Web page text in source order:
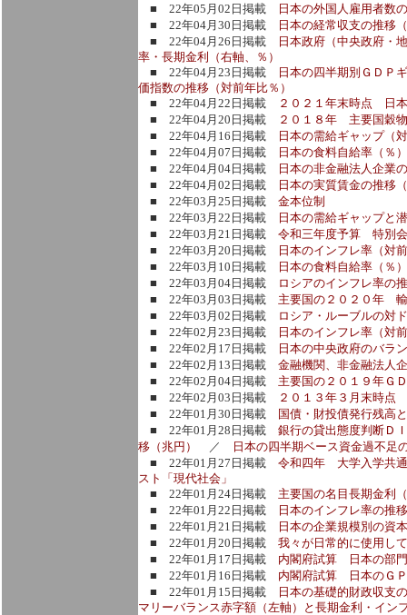
■ 22年05月02日掲載
日本の外国人雇用者数
■ 22年04月30日掲載
日本の経常収支の推移
■ 22年04月26日掲載
日本政府（中央政府・
率・長期金利（右軸、％）
■ 22年04月23日掲載 日本の四半期別ＧＤＰ
価指数の推移（対前年比％）
■ 22年04月22日掲載 ２０２１年末時点 日本
■ 22年04月20日掲載
２０１８年 主要国穀
■ 22年04月16日掲載
日本の需給ギャップ（
■ 22年04月07日掲載
日本の食料自給率（％
■ 22年04月04日掲載
日本の非金融法人企業
■ 22年04月02日掲載
日本の実質賃金の推移
■ 22年03月25日掲載 金本位制
■ 22年03月22日掲載
日本の需給ギャップと
■ 22年03月21日掲載 令和三年度予算 特別
■ 22年03月20日掲載
日本のインフレ率（対
■ 22年03月10日掲載 日本の食料自給率（％
■ 22年03月04日掲載
ロシアのインフレ率の
■ 22年03月03日掲載 主要国の２０２０年
■ 22年03月02日掲載
ロシア・ルーブルの対
■ 22年02月23日掲載
日本のインフレ率（対
■ 22年02月17日掲載
日本の中央政府のバラ
■ 22年02月13日掲載 金融機関、非金融法人
■ 22年02月04日掲載 主要国の２０１９年Ｇ
■ 22年02月03日掲載
２０１３年３月末時点
■ 22年01月30日掲載 国債・財投債発行残高
■ 22年01月28日掲載 銀行の貸出態度判断Ｄ
移（兆円）
／
日本の四半期ベース資金過不足
■ 22年01月27日掲載 令和四年 大学入学共
スト「現代社会」
■ 22年01月24日掲載 主要国の名目長期金利
■ 22年01月22日掲載
日本のインフレ率の推
■ 22年01月21日掲載
日本の企業規模別の資
■ 22年01月20日掲載 我々が日常的に使用し
■ 22年01月17日掲載 内閣府試算 日本の部
■ 22年01月16日掲載 内閣府試算 日本のＧ
■ 22年01月15日掲載
日本の基礎的財政収支
マリーバランス赤字額（左軸）と長期金利・イン